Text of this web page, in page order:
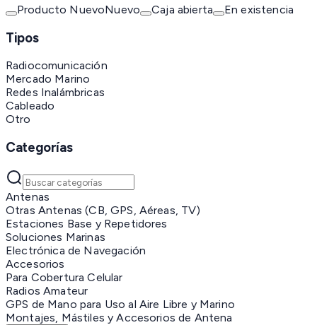
Producto NuevoNuevo Caja abierta En existencia
Tipos
Radiocomunicación
Mercado Marino
Redes Inalámbricas
Cableado
Otro
Categorías
Antenas
Otras Antenas (CB, GPS, Aéreas, TV)
Estaciones Base y Repetidores
Soluciones Marinas
Electrónica de Navegación
Accesorios
Para Cobertura Celular
Radios Amateur
GPS de Mano para Uso al Aire Libre y Marino
Montajes, Mástiles y Accesorios de Antena